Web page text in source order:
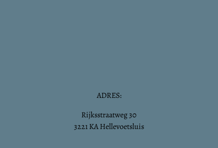
ADRES:
Rijksstraatweg 30
3221 KA Hellevoetsluis